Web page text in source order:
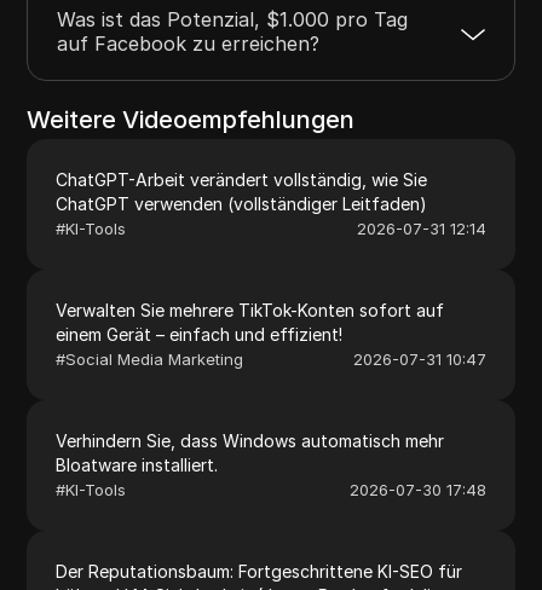
Was ist das Potenzial, $1.000 pro Tag
auf Facebook zu erreichen?
Weitere Videoempfehlungen
ChatGPT-Arbeit verändert vollständig, wie Sie
ChatGPT verwenden (vollständiger Leitfaden)
#KI-Tools 2026-07-31 12:14
Verwalten Sie mehrere TikTok-Konten sofort auf
einem Gerät – einfach und effizient!
#Social Media Marketing 2026-07-31 10:47
Verhindern Sie, dass Windows automatisch mehr
Bloatware installiert.
#KI-Tools 2026-07-30 17:48
Der Reputationsbaum: Fortgeschrittene KI-SEO für